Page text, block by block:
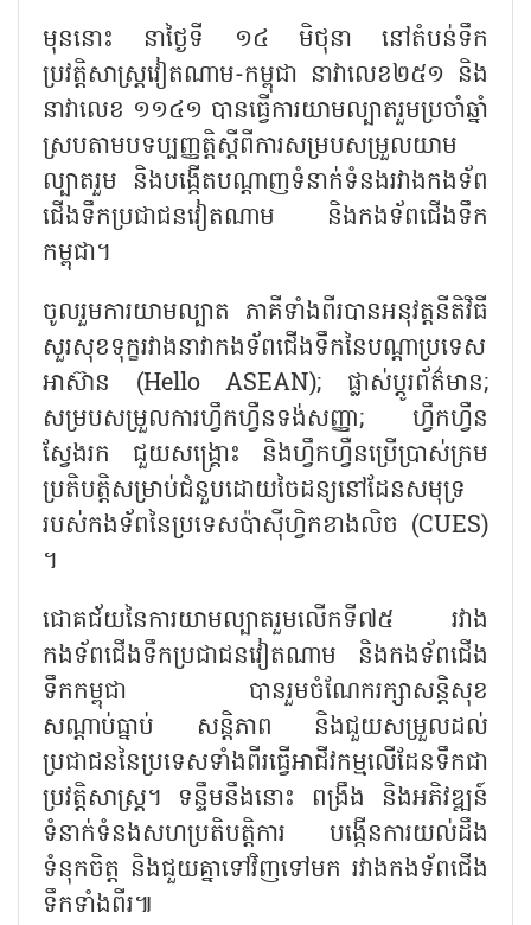
មុននោះ នាថ្ងៃទី ១៤ មិថុនា នៅតំបន់ទឹក
ប្រវត្តិសាស្ត្រវៀតណាម-កម្ពុជា នាវាលេខ២៥១ និង
នាវាលេខ ១១៤១ បានធ្វើការយាមល្បាតរួមប្រចាំឆ្នាំ
ស្របតាមបទប្បញ្ញត្តិស្តីពីការសម្របសម្រួលយាម
ល្បាតរួម និងបង្កើតបណ្តាញទំនាក់ទំនងរវាងកងទ័ព
ជើងទឹកប្រជាជនវៀតណាម និងកងទ័ពជើងទឹក
កម្ពុជា។
ចូលរួមការយាមល្បាត ភាគីទាំងពីរបានអនុវត្តនីតិវិធី
សួរសុខទុក្ខរវាងនាវាកងទ័ពជើងទឹកនៃបណ្តាប្រទេស
អាស៊ាន (Hello ASEAN); ផ្លាស់ប្តូរព័ត៌មាន;
សម្របសម្រួលការហ្វឹកហ្វឺនទង់សញ្ញា; ហ្វឹកហ្វឺន
ស្វែងរក ជួយសង្គ្រោះ និងហ្វឹកហ្វឺនប្រើប្រាស់ក្រម
ប្រតិបត្តិសម្រាប់ជំនួបដោយចៃដន្យនៅដែនសមុទ្រ
របស់កងទ័ពនៃប្រទេសប៉ាស៊ីហ្វិកខាងលិច (CUES)
។
ជោគជ័យនៃការយាមល្បាតរួមលើកទី៧៥ រវាង
កងទ័ពជើងទឹកប្រជាជនវៀតណាម និងកងទ័ពជើង
ទឹកកម្ពុជា បានរួមចំណែករក្សាសន្តិសុខ
សណ្តាប់ធ្នាប់ សន្តិភាព និងជួយសម្រួលដល់
ប្រជាជននៃប្រទេសទាំងពីរធ្វើអាជីវកម្មលើដែនទឹកជា
ប្រវត្តិសាស្ត្រ។ ទន្ទឹមនឹងនោះ ពង្រឹង និងអភិវឌ្ឍន៍
ទំនាក់ទំនងសហប្រតិបត្តិការ បង្កើនការយល់ដឹង
ទំនុកចិត្ត និងជួយគ្នាទៅវិញទៅមក រវាងកងទ័ពជើង
ទឹកទាំងពីរ៕